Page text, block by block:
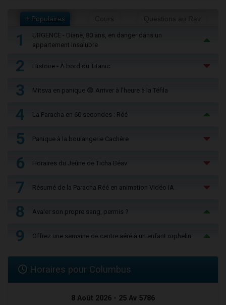
+ Populaires
1
URGENCE - Diane, 80 ans, en danger dans un
appartement insalubre
2 Histoire - À bord du Titanic
3 Mitsva en panique 😨 Arriver à l'heure à la Téfila
4 La Paracha en 60 secondes : Réé
5 Panique à la boulangerie Cachère
6 Horaires du Jeûne de Ticha Béav
7 Résumé de la Paracha Réé en animation Vidéo IA
8 Avaler son propre sang, permis ?
9 Offrez une semaine de centre aéré à un enfant orphelin
Horaires pour Columbus
8 Août 2026 - 25 Av 5786